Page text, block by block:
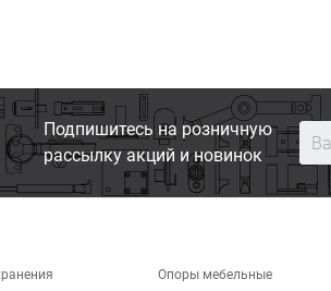
Подпишитесь на розничную
рассылку акций и новинок
Опоры мебельные